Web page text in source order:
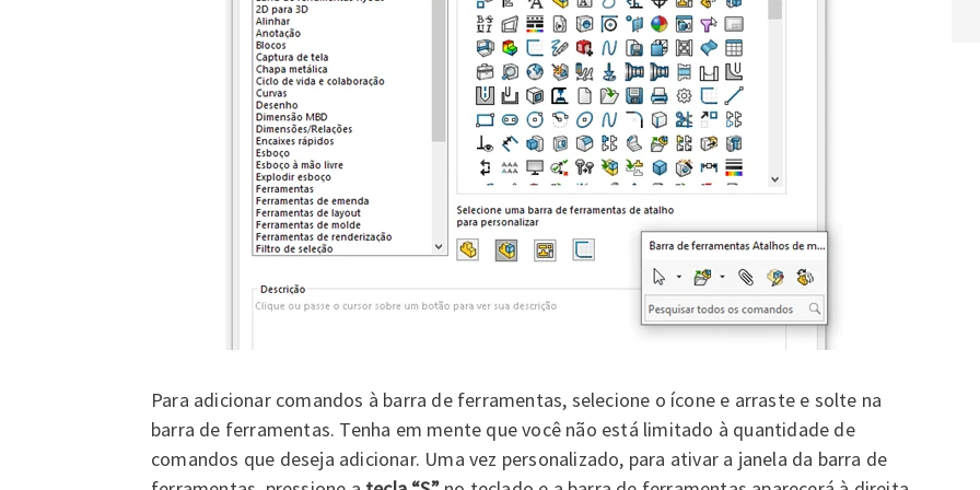
Para adicionar comandos à barra de ferramentas, selecione o ícone e arraste e solte na
barra de ferramentas. Tenha em mente que você não está limitado à quantidade de
comandos que deseja adicionar. Uma vez personalizado, para ativar a janela da barra de